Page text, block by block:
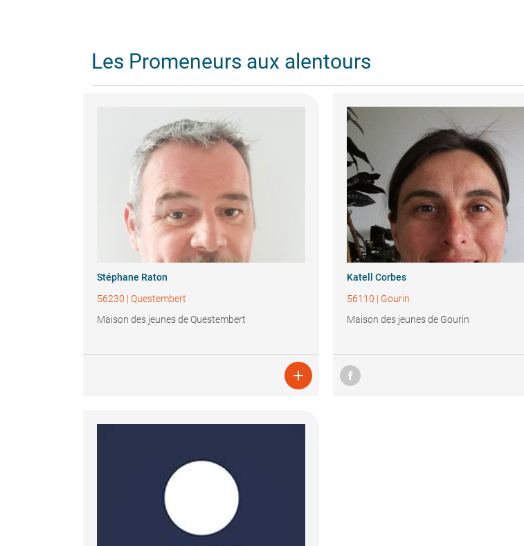
Les Promeneurs aux alentours
Stéphane Raton
56230 | Questembert
Maison des jeunes de Questembert

Katell Corbes
56110 | Gourin
Maison des jeunes de Gourin